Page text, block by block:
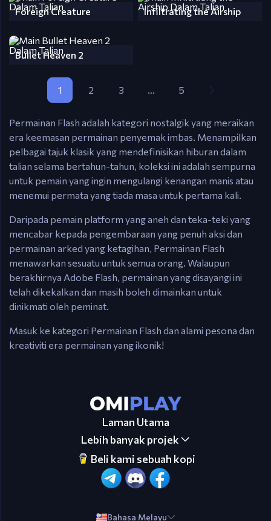
Foreign Creature Infiltrating the Airship
Bullet Heaven 2
1 2 3 … 5
Permainan Flash adalah kategori nostalgik yang meraikan
era keemasan permainan penyemak imbas. Menampilkan
pelbagai tajuk klasik yang mendefinisikan hiburan dalam
talian selama bertahun-tahun, koleksi ini adalah sempurna
untuk pemain yang ingin mengulangi kenangan manis atau
menemui permata yang tiada masa untuk pertama kali.
Daripada pemain platform yang aneh dan teka-teki yang
mencabar kepada pengembaraan yang penuh aksi dan
permainan arked yang ketagihan, Permainan Flash
menawarkan sesuatu untuk semua orang. Walaupun
berakhirnya Adobe Flash, permainan yang disayangi ini
telah dikekalkan dan masih boleh dimainkan untuk
dinikmati oleh peminat.
Masuk ke kategori Permainan Flash dan alami pesona dan
kreativiti era permainan yang ikonik!
Laman Utama
Lebih banyak projek
Beli kami sebuah kopi
Bahasa Melayu